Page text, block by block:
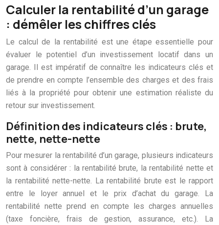
Calculer la rentabilité d’un garage
: démêler les chiffres clés
Le calcul de la rentabilité est une étape essentielle pour
évaluer le potentiel d’un investissement locatif dans un
garage. Il est impératif de connaître les indicateurs clés et
de prendre en compte l’ensemble des charges et des frais
liés à la propriété pour obtenir une estimation réaliste du
retour sur investissement.
Définition des indicateurs clés : brute,
nette, nette-nette
Pour mesurer la rentabilité d’un garage, plusieurs indicateurs
sont à considérer : la rentabilité brute, la rentabilité nette et
la rentabilité nette-nette. La rentabilité brute est le rapport
entre le loyer annuel et le prix d’achat du garage. La
rentabilité nette prend en compte les charges annuelles
(taxe foncière, frais de gestion, assurance, etc.). La